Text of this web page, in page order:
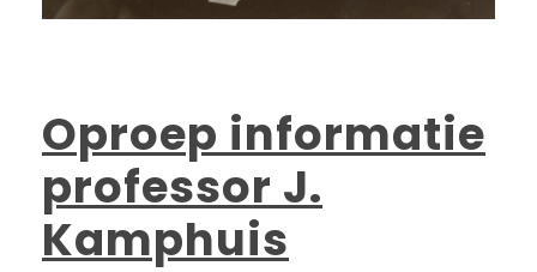
Oproep informatie
professor J.
Kamphuis